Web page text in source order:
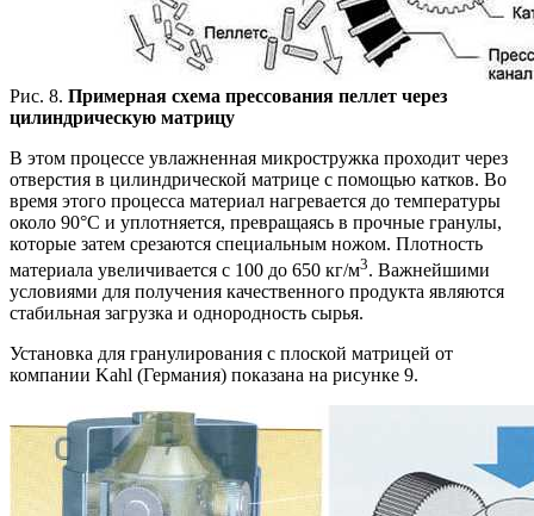
Рис. 8. Примерная схема прессования пеллет через
цилиндрическую матрицу
В этом процессе увлажненная микростружка проходит через
отверстия в цилиндрической матрице с помощью катков. Во
время этого процесса материал нагревается до температуры
около 90°C и уплотняется, превращаясь в прочные гранулы,
которые затем срезаются специальным ножом. Плотность
материала увеличивается с 100 до 650 кг/м3. Важнейшими
условиями для получения качественного продукта являются
стабильная загрузка и однородность сырья.
Установка для гранулирования с плоской матрицей от
компании Kahl (Германия) показана на рисунке 9.